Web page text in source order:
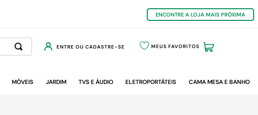
ENCONTRE A LOJA MAIS PRÓXIMA
ENTRE OU CADASTRE-SE MEUS FAVORITOS
MÓVEIS JARDIM TVS E ÁUDIO ELETROPORTÁTEIS CAMA MESA E BANHO